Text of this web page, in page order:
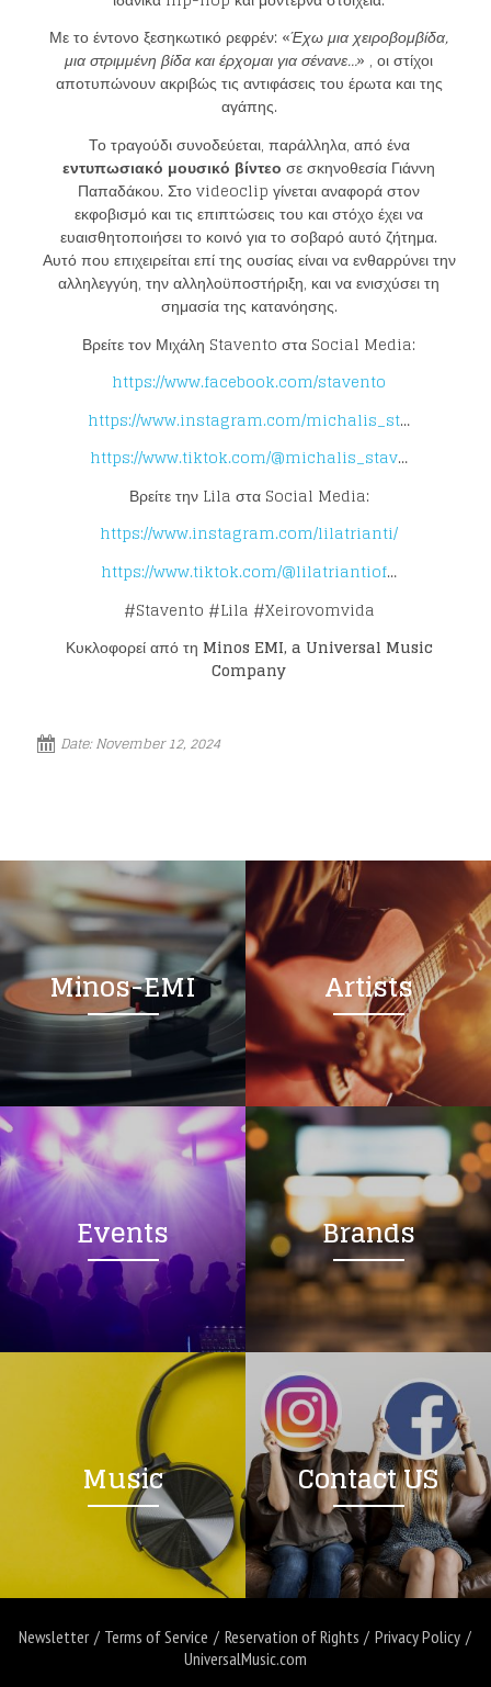
Με το έντονο ξεσηκωτικό ρεφρέν: «Έχω μια χειροβομβίδα,
μιαστριμμένη βίδα και έρχομαι για σένανε…» , οι στίχοι
αποτυπώνουν ακριβώς τις αντιφάσεις του έρωτα και της
αγάπης.
Το τραγούδι συνοδεύεται, παράλληλα, από ένα
εντυπωσιακό μουσικό βίντεο σε σκηνοθεσία Γιάννη
Παπαδάκου. Στο videoclip γίνεται αναφορά στον
εκφοβισμό και τις επιπτώσεις του και στόχο έχει να
ευαισθητοποιήσει το κοινό για το σοβαρό αυτό ζήτημα.
Αυτό που επιχειρείται επί της ουσίας είναι να ενθαρρύνει την
αλληλεγγύη, την αλληλοϋποστήριξη, και να ενισχύσει τη
σημασία της κατανόησης.
Βρείτε τον Μιχάλη Stavento στα Social Media:
https://www.facebook.com/stavento
https://www.instagram.com/michalis_st…
https://www.tiktok.com/@michalis_stav…
Βρείτε την Lila στα Social Media:
https://www.instagram.com/lilatrianti/
https://www.tiktok.com/@lilatriantiof…
#Stavento #Lila #Xeirovomvida
Κυκλοφορεί από τη Minos EMI, a Universal Music
Company
Date:November 12, 2024
Minos-EMI Artists
Events Brands
Music Contact US
Newsletter Terms of Service Reservation of Rights
Privacy Policy
UniversalMusic.com
Loading your form, please wait...